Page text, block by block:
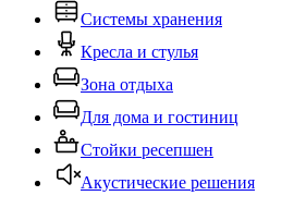
Системы хранения
Кресла и стулья
Зона отдыха
Для дома и гостиниц
Стойки ресепшен
Акустические решения